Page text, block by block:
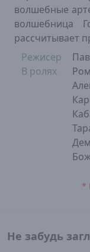
волшебные
рассчитывает
Режисер
В ролях
*
Не забудь